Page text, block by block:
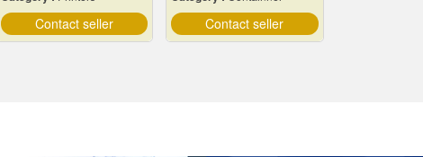
Contact seller Contact seller